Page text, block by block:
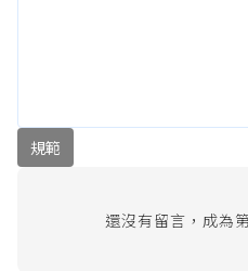
規範
還沒有留言，成為